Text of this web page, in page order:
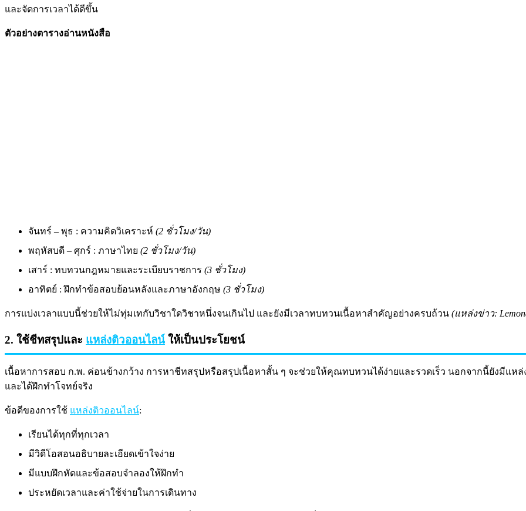
และจัดการเวลาได้ดีขึ้น
ตัวอย่างตารางอ่านหนังสือ
จันทร์ – พุธ : ความคิดวิเคราะห์ (2 ชั่วโมง/วัน)
พฤหัสบดี – ศุกร์ : ภาษาไทย (2 ชั่วโมง/วัน)
เสาร์ : ทบทวนกฎหมายและระเบียบราชการ (3 ชั่วโมง)
อาทิตย์ : ฝึกทำข้อสอบย้อนหลังและภาษาอังกฤษ (3 ชั่วโมง)
การแบ่งเวลาแบบนี้ช่วยให้ไม่ทุ่มเทกับวิชาใดวิชาหนึ่งจนเกินไป และยังมีเวลาทบทวนเนื้อหาสำคัญอย่างครบถ้วน (แหล่งข่าว:
2. ใช้ชีทสรุปและ แหล่งติวออนไลน์ ให้เป็นประโยชน์
เนื้อหาการสอบ ก.พ. ค่อนข้างกว้าง การหาชีทสรุปหรือสรุปเนื้อหาสั้น ๆ จะช่วยให้คุณทบทวนได้ง่ายและรวดเร็ว นอกจากนี้ยังมีแห
และได้ฝึกทำโจทย์จริง
ข้อดีของการใช้ แหล่งติวออนไลน์:
เรียนได้ทุกที่ทุกเวลา
มีวิดีโอสอนอธิบายละเอียดเข้าใจง่าย
มีแบบฝึกหัดและข้อสอบจำลองให้ฝึกทำ
ประหยัดเวลาและค่าใช้จ่ายในการเดินทาง